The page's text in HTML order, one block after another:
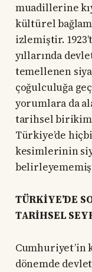
muadillerine
kültürel
izlemiştir.
yıllarında
temellenen
çoğulculuğa
yorumlara da
tarihsel
Türkiye’de
kesimlerinin
TÜRKİYE’DE
TARİHSEL
Cumhuriyet’in
dönemde